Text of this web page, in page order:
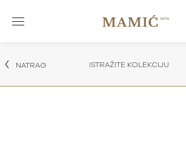
NATRAG ISTRAŽITE KOLEKCIJU